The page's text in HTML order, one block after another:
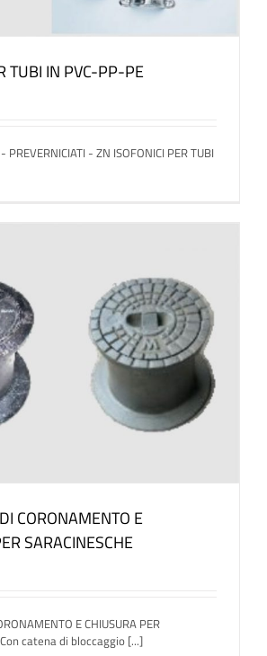
TUBI IN PVC-PP-PE
PREVERNICIATI - ZN ISOFONICI PER TUBI
CORONAMENTO E
SARACINESCHE
E CHIUSURA PER
catena di bloccaggio [...]